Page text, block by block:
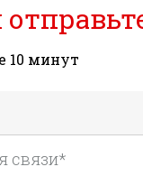
10 минут